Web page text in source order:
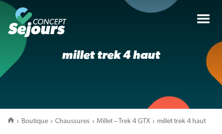
millet trek 4 haut
Boutique Chaussures Millet – Trek 4 GTX millet trek 4 haut